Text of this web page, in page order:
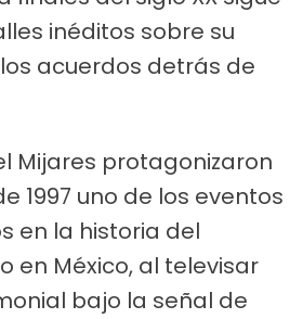
inéditos sobre su
acuerdos detrás de
Mijares protagonizaron
1997 uno de los eventos
en la historia del
en México, al televisar
bajo la señal de